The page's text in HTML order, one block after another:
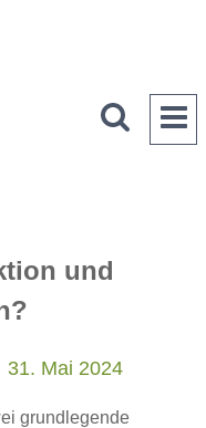
und
31. Mai 2024
grundlegende